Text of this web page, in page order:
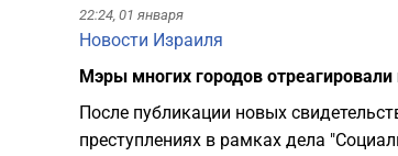
22:24, 01 января
Новости Израиля
Мэры многих городов
После публикации новых
преступлениях в рамках дела